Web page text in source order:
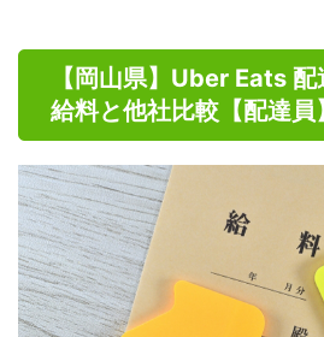
【岡山県】Uber Eats
給料と他社比較【配達員】